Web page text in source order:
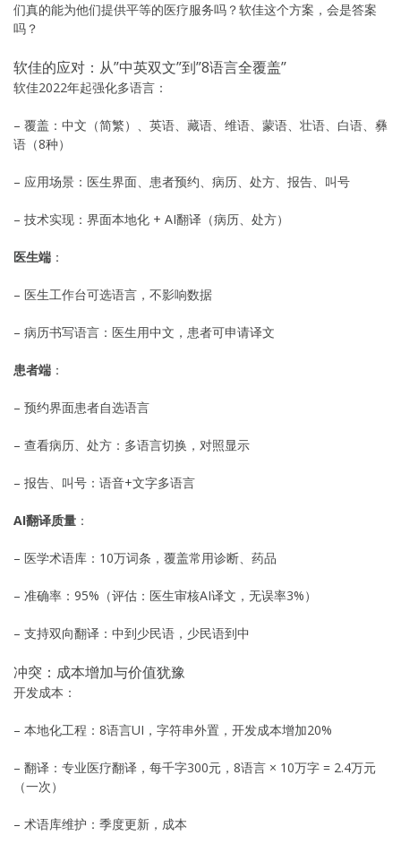
们真的能为他们提供平等的医疗服务吗？软佳这个方案，会是答案
吗？
软佳的应对：从”中英双文”到”8语言全覆盖”
软佳2022年起强化多语言：
– 覆盖：中文（简繁）、英语、藏语、维语、蒙语、壮语、白语、彝
语（8种）
– 应用场景：医生界面、患者预约、病历、处方、报告、叫号
– 技术实现：界面本地化 + AI翻译（病历、处方）
医生端 ：
– 医生工作台可选语言，不影响数据
– 病历书写语言：医生用中文，患者可申请译文
患者端 ：
– 预约界面患者自选语言
– 查看病历、处方：多语言切换，对照显示
– 报告、叫号：语音+文字多语言
AI翻译质量 ：
– 医学术语库：10万词条，覆盖常用诊断、药品
– 准确率：95%（评估：医生审核AI译文，无误率3%）
– 支持双向翻译：中到少民语，少民语到中
冲突：成本增加与价值犹豫
开发成本：
– 本地化工程：8语言UI，字符串外置，开发成本增加20%
– 翻译：专业医疗翻译，每千字300元，8语言 × 10万字 = 2.4万元
（一次）
– 术语库维护：季度更新，成本